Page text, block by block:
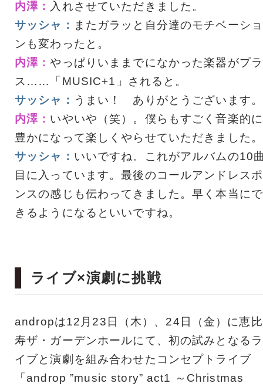
内澤： 入れさせていただきました。
サッシャ： またガラッと自分達のモチベーショ
ンも変わったと。
内澤：やっぱりいままでになかった楽器がプラ
ス……「MUSIC+1」されると。
サッシャ： うまい！ ありがとうございます。
内澤： いやいや（笑）。僕らもすごく音楽的に
豊かになって楽しくやらせていただきました。
サッシャ： いいですね。これがアルバムの10
目に入っています。最後のコールアンドレスポ
ンスの感じも伝わってきました。早く本当にで
きるようになるといいですね。
ライブ×演劇に挑戦
andropは12月23日（木）、24日（金）に恵比
寿ザ・ガーデンホールにて、初の試みとなるラ
イブと演劇を組み合わせたコンセプトライブ
「androp ”music story” act1 ～Christmas